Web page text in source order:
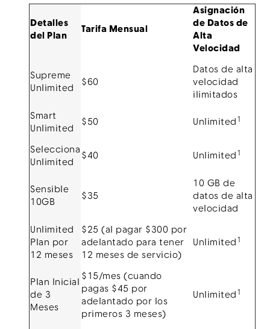
Detalles
del Plan
Tarifa Mensual
Asignación
de Datos de
Alta
Velocidad
Supreme
Unlimited
$60
Datos de alta
velocidad
ilimitados
Smart
Unlimited
$50 Unlimited1
Selecciona
Unlimited
$40 Unlimited1
Sensible
10GB
$35
10 GB de
datos de alta
velocidad
Unlimited
Plan por
12 meses
$25 (al pagar $300 por
adelantado para tener
12 meses de servicio)
Unlimited1
Plan Inicial
de 3
Meses
$15/mes (cuando
pagas $45 por
adelantado por los
primeros 3 meses)
Unlimited1